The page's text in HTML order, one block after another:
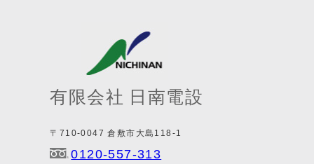
有限会社 日南電設
〒710-0047 倉敷市大島118-1
0120-557-313